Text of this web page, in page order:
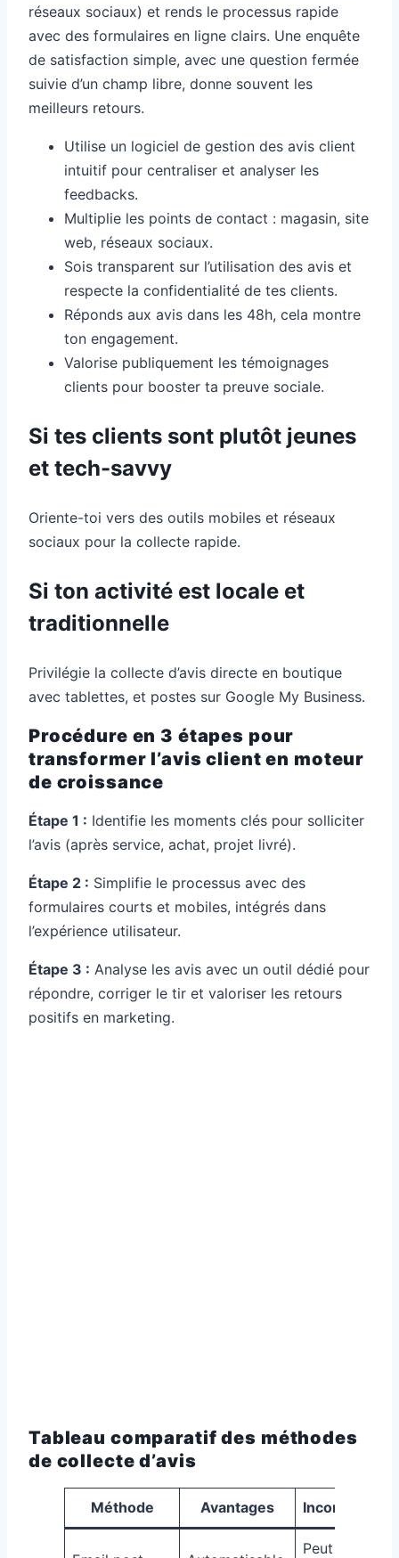
réseaux sociaux) et rends le processus rapide
avec des formulaires en ligne clairs. Une enquête
de satisfaction simple, avec une question fermée
suivie d’un champ libre, donne souvent les
meilleurs retours.
Utilise un logiciel de gestion des avis client
intuitif pour centraliser et analyser les
feedbacks.
Multiplie les points de contact : magasin, site
web, réseaux sociaux.
Sois transparent sur l’utilisation des avis et
respecte la confidentialité de tes clients.
Réponds aux avis dans les 48h, cela montre
ton engagement.
Valorise publiquement les témoignages
clients pour booster ta preuve sociale.
Si tes clients sont plutôt jeunes
et tech-savvy
Oriente-toi vers des outils mobiles et réseaux
sociaux pour la collecte rapide.
Si ton activité est locale et
traditionnelle
Privilégie la collecte d’avis directe en boutique
avec tablettes, et postes sur Google My Business.
Procédure en 3 étapes pour
transformer l’avis client en moteur
de croissance
Étape 1 : Identifie les moments clés pour solliciter
l’avis (après service, achat, projet livré).
Étape 2 : Simplifie le processus avec des
formulaires courts et mobiles, intégrés dans
l’expérience utilisateur.
Étape 3 : Analyse les avis avec un outil dédié pour
répondre, corriger le tir et valoriser les retours
positifs en marketing.
Tableau comparatif des méthodes
de collecte d’avis
Méthode Avantages
Peut être